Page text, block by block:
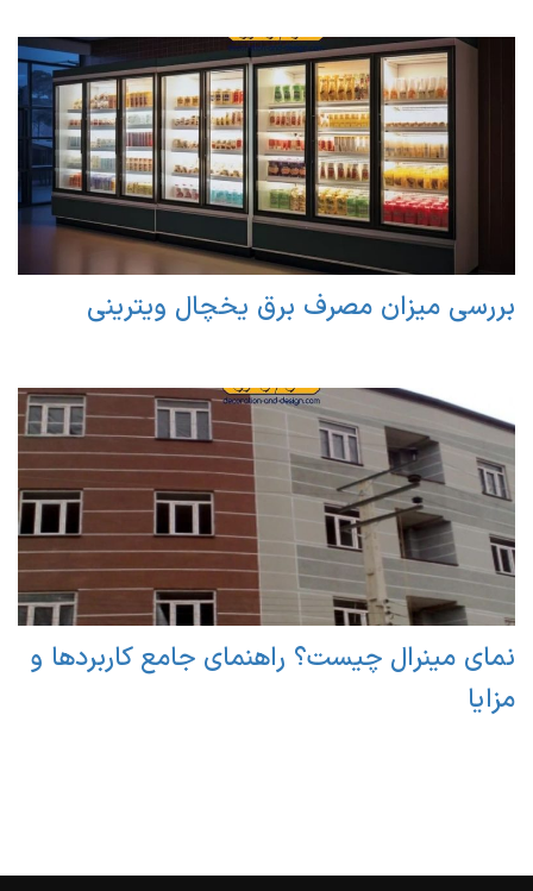
بررسی میزان مصرف برق یخچال ویترینی
نمای مینرال چیست؟ راهنمای جامع کاربردها و
مزایا